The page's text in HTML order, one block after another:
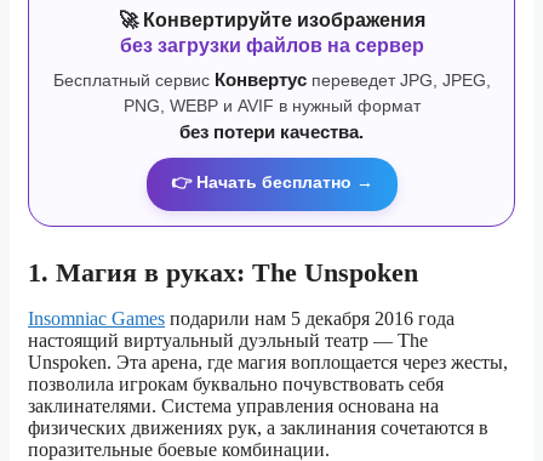
🚀 Конвертируйте изображения
без загрузки файлов на сервер
Бесплатный сервис Конвертуспереведет JPG, JPEG,
PNG, WEBP и AVIF в нужный формат
без потери качества.
👉 Начать бесплатно →
1. Магия в руках: The Unspoken
Insomniac Games подарили нам 5 декабря 2016 года
настоящий виртуальный дуэльный театр — The
Unspoken. Эта арена, где магия воплощается через жесты,
позволила игрокам буквально почувствовать себя
заклинателями. Система управления основана на
физических движениях рук, а заклинания сочетаются в
поразительные боевые комбинации.